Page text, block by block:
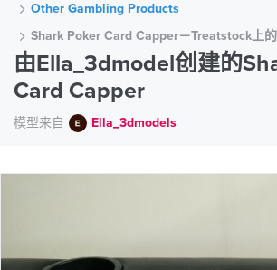
Other Gambling Products
Shark Poker Card Capper－Treatstock上
由Ella_3dmodel创建的
Card Capper
模型来自 Ella_3dmodels